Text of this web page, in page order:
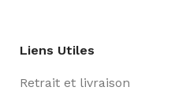
Liens Utiles
Retrait et livraison